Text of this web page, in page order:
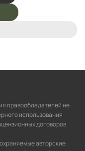
правообладателей не
использования
договоров
авторские